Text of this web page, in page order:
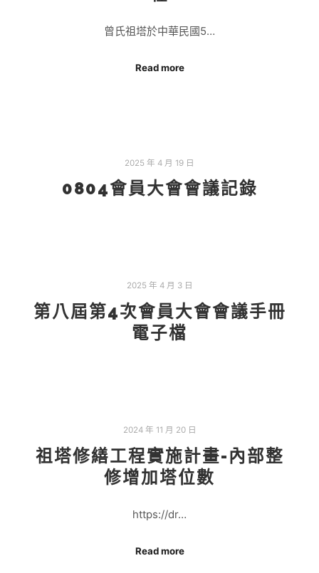
曾氏祖塔於中華民國5…
Read more
2025 年 4 月 19 日
0804會員大會會議記錄
2025 年 4 月 3 日
第八屆第4次會員大會會議手冊
電子檔
2024 年 11 月 20 日
祖塔修繕工程實施計畫-內部整
修增加塔位數
https://dr…
Read more